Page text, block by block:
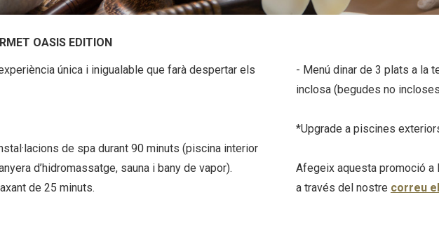
OASIS EDITION
única i inigualable que farà despertar els
de spa durant 90 minuts (piscina interior
d’hidromassatge, sauna i bany de vapor).
de 25 minuts.
- Menú dinar de 3 plats a la
inclosa (begudes no
*Upgrade a piscines
Afegeix aquesta promoció a
a través del nostre correu